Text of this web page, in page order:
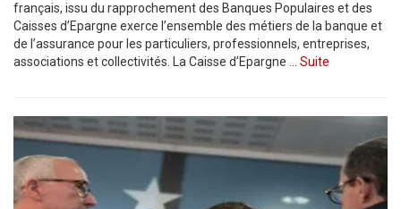
français, issu du rapprochement des Banques Populaires et des
Caisses d’Epargne exerce l’ensemble des métiers de la banque et
de l’assurance pour les particuliers, professionnels, entreprises,
associations et collectivités. La Caisse d’Epargne … Suite